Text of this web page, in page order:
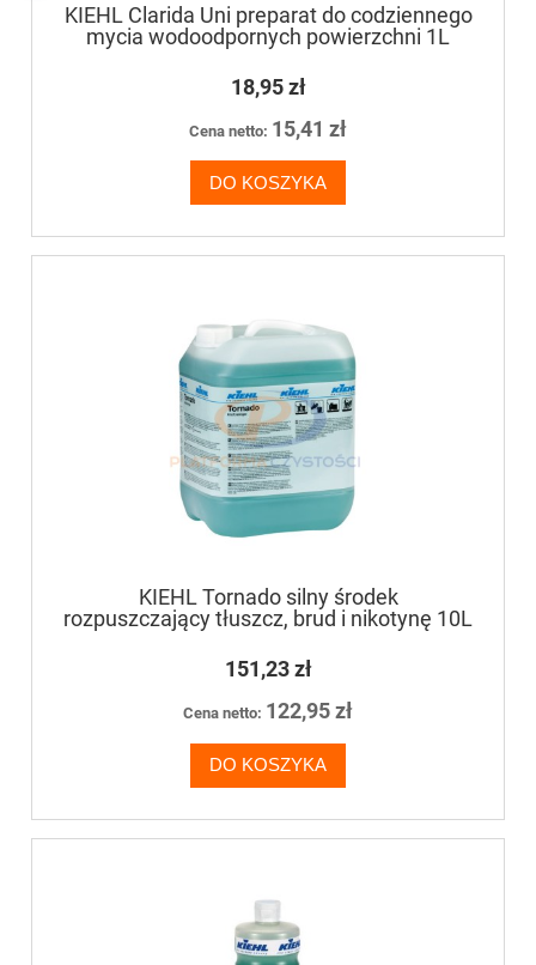
KIEHL Clarida Uni preparat do codziennego
mycia wodoodpornych powierzchni 1L
18,95 zł
Cena netto: 15,41 zł
DO KOSZYKA
KIEHL Tornado silny środek
rozpuszczający tłuszcz, brud i nikotynę 10L
151,23 zł
Cena netto: 122,95 zł
DO KOSZYKA